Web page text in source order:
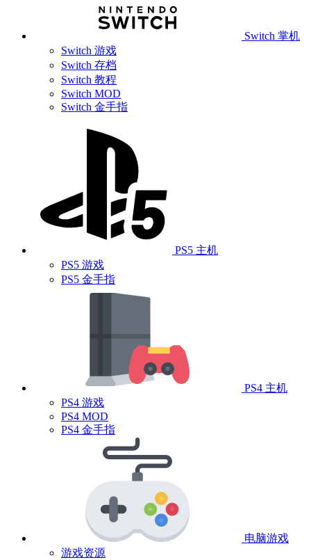
Switch 掌机
Switch 游戏
Switch 存档
Switch 教程
Switch MOD
Switch 金手指
PS5 主机
PS5 游戏
PS5 金手指
PS4 主机
PS4 游戏
PS4 MOD
PS4 金手指
电脑游戏
游戏资源